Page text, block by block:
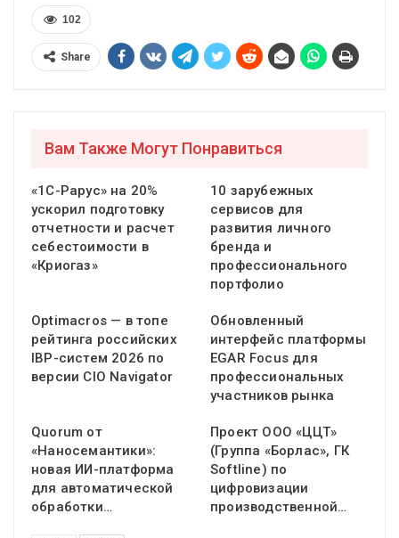
102
Share
Вам Также Могут Понравиться
«1С-Рарус» на 20%
ускорил подготовку
отчетности и расчет
себестоимости в
«Криогаз»
10 зарубежных
сервисов для
развития личного
бренда и
профессионального
портфолио
Optimacros — в топе
рейтинга российских
IBP-систем 2026 по
версии CIO Navigator
Обновленный
интерфейс платформы
EGAR Focus для
профессиональных
участников рынка
Quorum от
«Наносемантики»:
новая ИИ-платформа
для автоматической
обработки…
Проект ООО «ЦЦТ»
(Группа «Борлас», ГК
Softline) по
цифровизации
производственной…